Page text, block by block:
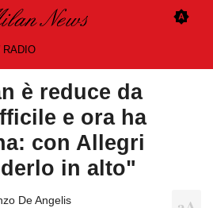
RADIO
è reduce da
e ora ha
con Allegri
in alto"
De Angelis